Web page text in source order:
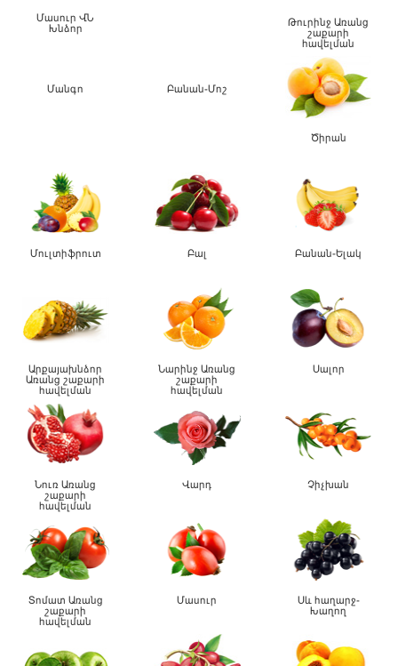
Մասուր –
Խնձոր
Թուրինջ Առանց
շաքարի
հավելման
Մանգո Բանան-Մոշ
Ծիրան
Մուլտիֆրուտ Բալ Բանան-Ելակ
Արքայախնձոր
Առանց շաքարի
հավելման
Նարինջ Առանց
շաքարի
հավելման
Սալոր
Նուռ Առանց
շաքարի
հավելման
Վարդ Չիչխան
Տոմատ Առանց
շաքարի
հավելման
Մասուր
Սև հաղարջ-
Խաղող